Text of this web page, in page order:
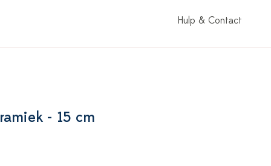
Hulp & Contact
- 15 cm